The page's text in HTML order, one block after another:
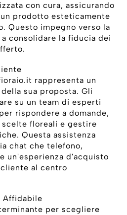
con cura, assicurando
prodotto esteticamente
Questo impegno verso la
consolidare la fiducia dei
rappresenta un
sua proposta. Gli
su un team di esperti
rispondere a domande,
floreali e gestire
Questa assistenza
chat che telefono,
un'esperienza d'acquisto
al centro
Affidabile
per scegliere